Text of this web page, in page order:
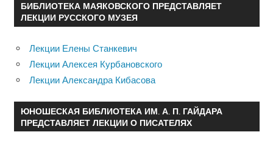
БИБЛИОТЕКА МАЯКОВСКОГО ПРЕДСТАВЛЯЕТ
ЛЕКЦИИ РУССКОГО МУЗЕЯ
Лекции Елены Станкевич
Лекции Алексея Курбановского
Лекции Александра Кибасова
ЮНОШЕСКАЯ БИБЛИОТЕКА ИМ. А. П. ГАЙДАРА
ПРЕДСТАВЛЯЕТ ЛЕКЦИИ О ПИСАТЕЛЯХ